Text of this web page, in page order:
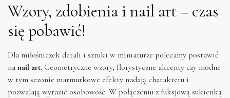
Wzory, zdobienia i nail art – czas
się pobawić!
Dla miłośniczek detali i sztuki w miniaturze polecamy postawić
na nail art. Geometryczne wzory, florystyczne akcenty czy modne
w tym sezonie marmurkowe efekty nadają charakteru i
pozwalają wyrazić osobowość. W połączeniu z fuksjową sukienką